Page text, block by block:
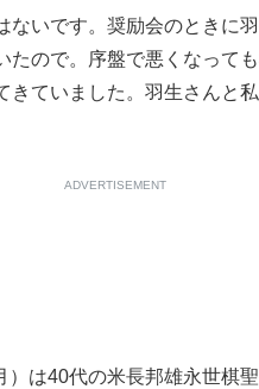
ないです。奨励会のときに
ので。序盤で悪くなって
ていました。羽生さんと
ADVERTISEMENT
は40代の米長邦雄永世棋